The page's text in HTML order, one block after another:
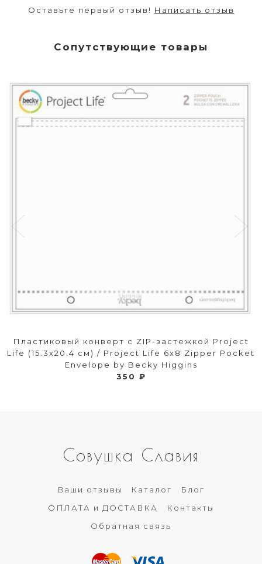
Оставьте первый отзыв! Написать отзыв
Сопутствующие товары
Пластиковый конверт с ZIP-застежкой Project
Life (15.3х20.4 см) / Project Life 6x8 Zipper Pocket
Envelope by Becky Higgins
350 ₽
Совушка Славия
Ваши отзывы Каталог
Блог
ОПЛАТА и ДОСТАВКА
Контакты
Обратная связь